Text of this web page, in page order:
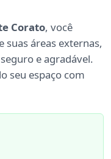
Corato, você
suas áreas externas,
e agradável.
seu espaço com